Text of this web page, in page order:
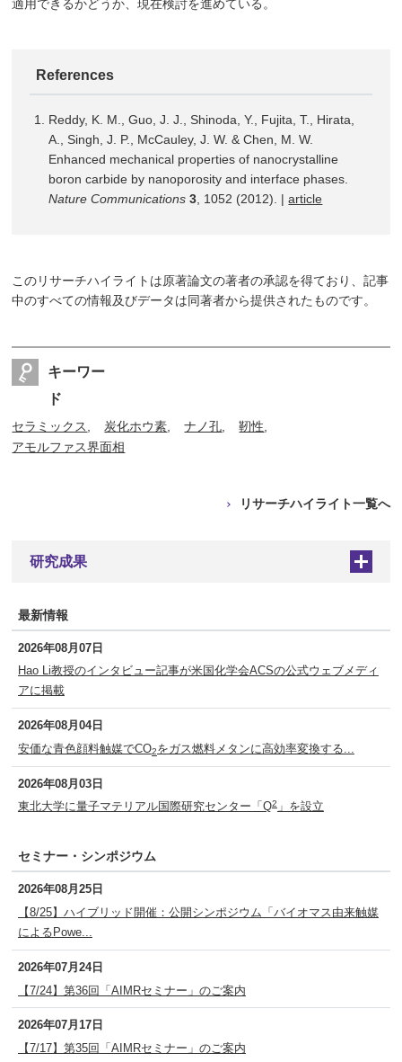
適用できるかどうか、現在検討を進めている。
References
Reddy, K. M., Guo, J. J., Shinoda, Y., Fujita, T., Hirata,
A., Singh, J. P., McCauley, J. W. & Chen, M. W.
Enhanced mechanical properties of nanocrystalline
boron carbide by nanoporosity and interface phases.
Nature Communications 3 , 1052 (2012). |article
このリサーチハイライトは原著論文の著者の承認を得ており、記事
中のすべての情報及びデータは同著者から提供されたものです。
キーワー
ド
セラミックス 炭化ホウ素 ナノ孔
靭性
アモルファス界面相
リサーチハイライト一覧へ
研究成果 +
最新情報
2026年08月07日
Hao Li教授のインタビュー記事が米国化学会ACSの公式ウェブメディ
アに掲載
2026年08月04日
安価な青色顔料触媒でCO2をガス燃料メタンに高効率変換する...
2026年08月03日
東北大学に量子マテリアル国際研究センター「Q2」を設立
セミナー・シンポジウム
2026年08月25日
【8/25】ハイブリッド開催：公開シンポジウム「バイオマス由来触媒
によるPowe...
2026年07月24日
【7/24】第36回「AIMRセミナー」のご案内
2026年07月17日
【7/17】第35回「AIMRセミナー」のご案内